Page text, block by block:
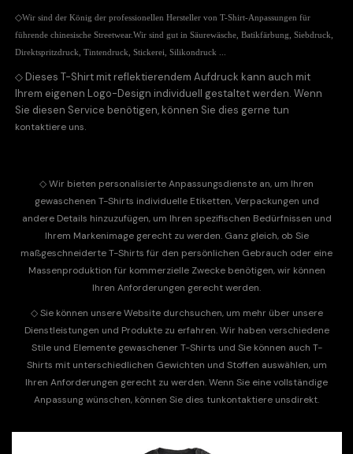
◇Wir sind der König der professionellen Hersteller von T-Shirt-Anpassungen für
führende chinesische Streetwear.Wir sind gut in Säurewäsche, Batikfärbung, Siebdruck,
Direktspritzdruck, Tintendruck, Stickerei, Silikondruck ...
◇ Dieses T-Shirt mit reflektierendem Aufdruck kann auch mit
Ihrem eigenen Logo-Design individuell gestaltet werden. Wenn
Sie diesen Service benötigen, können Sie dies gerne tun
kontaktiere uns.
◇Wir bieten personalisierte Anpassungsdienste an, um Ihren
gewaschenen T-Shirts individuelle Etiketten, Verpackungen und
andere Details hinzuzufügen, um Ihren spezifischen Bedürfnissen und
Ihrem Markenimage gerecht zu werden. Ganz gleich, ob Sie
maßgeschneiderte T-Shirts für den persönlichen Gebrauch oder eine
Massenproduktion für kommerzielle Zwecke benötigen, wir können
Ihren Anforderungen gerecht werden.
◇ Sie können unsere Website durchsuchen, um mehr über unsere
Dienstleistungen und Produkte zu erfahren. Wir haben verschiedene
Stile und Elemente gewaschener T-Shirts und Sie können auch T-
Shirts mit unterschiedlichen Gewichten und Stoffen auswählen, um
Ihren Anforderungen gerecht zu werden. Wenn Sie eine vollständige
Anpassung wünschen, können Sie dies tunkontaktiere unsdirekt.